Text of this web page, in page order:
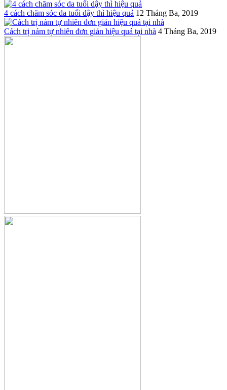
4 cách chăm sóc da tuổi dậy thì hiệu quả 12 Tháng Ba, 2019
Cách trị nám tự nhiên đơn giản hiệu quả tại nhà 4 Tháng Ba, 2019